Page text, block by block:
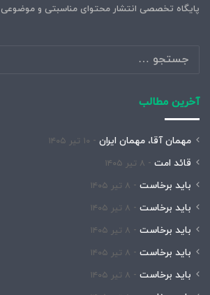
پایگاه تخصصی انتشار محتوای مناسبتی و موضوعی
آخرین مطالب
مهمان آقا، مهمان ایران ۱۰ تیر ۱۴۰۵
قائد امت ۸ تیر ۱۴۰۵
باید برخاست ۸ تیر ۱۴۰۵
باید برخاست ۸ تیر ۱۴۰۵
باید برخاست ۸ تیر ۱۴۰۵
باید برخاست ۸ تیر ۱۴۰۵
باید برخاست ۸ تیر ۱۴۰۵